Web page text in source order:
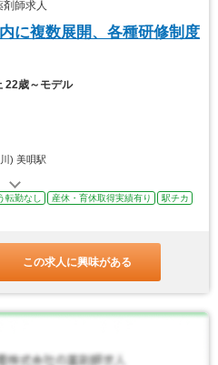
師求人
に複数展開、各種研修制度
22歳～モデル
) 美唄駅
転勤なし 産休・育休取得実績有り
駅チカ
この求人に興味がある